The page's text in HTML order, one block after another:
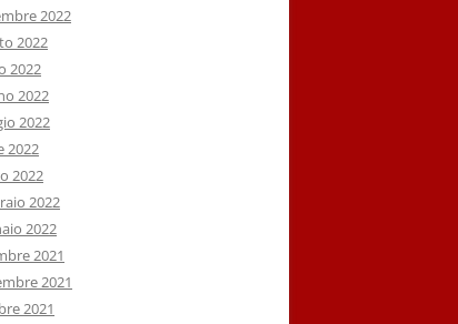
2022
2022
2022
2022
2022
2022
2022
2022
2022
2021
2021
2021